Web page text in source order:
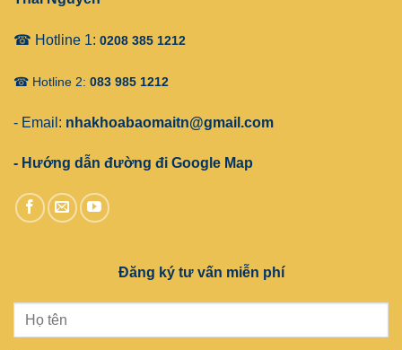
☎ Hotline 1: 0208 385 1212
☎ Hotline 2: 083 985 1212
- Email: nhakhoabaomaitn@gmail.com
- Hướng dẫn đường đi Google Map
Đăng ký tư vấn miễn phí